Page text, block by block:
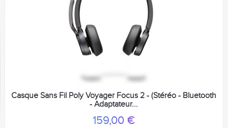
Casque Sans Fil Poly Voyager Focus 2 - (Stéréo - Bluetooth
- Adaptateur...
159,00 €